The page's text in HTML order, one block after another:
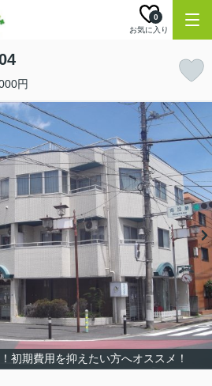
お気に入り
0
円
初期費用を抑えたい方へオススメ！